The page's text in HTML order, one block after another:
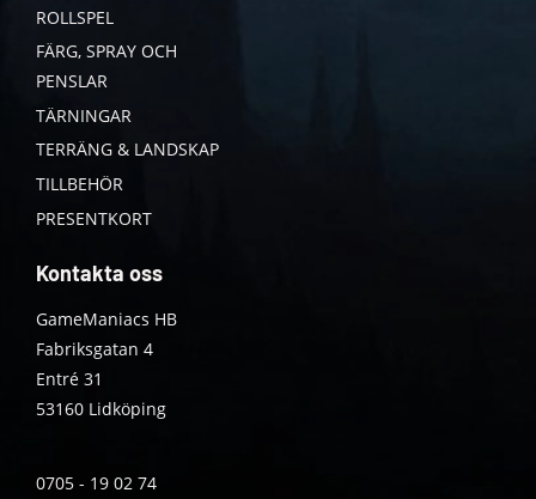
ROLLSPEL
FÄRG, SPRAY OCH
PENSLAR
TÄRNINGAR
TERRÄNG & LANDSKAP
TILLBEHÖR
PRESENTKORT
Kontakta oss
GameManiacs HB
Fabriksgatan 4
Entré 31
53160 Lidköping
0705 - 19 02 74